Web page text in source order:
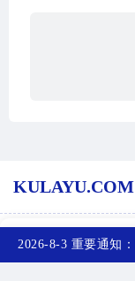
首页
KULAYU.COM
酷拉鱼